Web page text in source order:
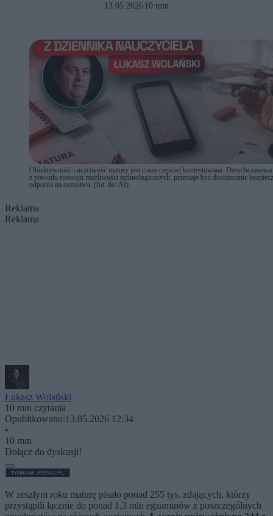
13.05.2026 10 min
Obiektywność i uczciwość matury jest coraz częściej kontestowana.
z powodu rozwoju możliwości technologicznych, przestaje być dostatecznie
odporna na oszustwa. (fot. tło: AI)
Reklama
Reklama
Łukasz Wolański
10 min czytania
Opublikowano:13.05.2026 12:34
•
10 min
Dołącz do dyskusji!
W zeszłym roku maturę pisało ponad 255 tys. zdających, którzy
przystąpili łącznie do ponad 1,3 mln egzaminów z poszczególnych